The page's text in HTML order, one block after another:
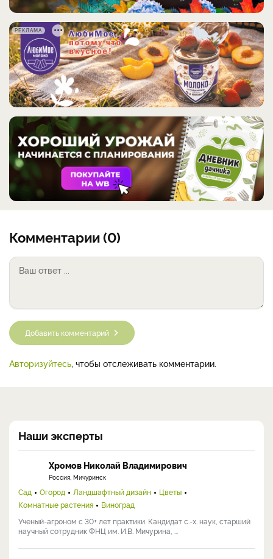
РЕКЛАМА
Комментарии (0)
Добавить комментарий
Авторизуйтесь, чтобы отслеживать комментарии.
Наши эксперты
Хромов Николай Владимирович
Россия, Мичуринск
Сад Огород Ландшафтный дизайн
Цветы
Комнатные растения
Виноград
Ученый-агроном с 30+ лет практики. Кандидат с.-х. наук, старший
научный сотрудник ФНЦ им. И.В. Мичурина, ...